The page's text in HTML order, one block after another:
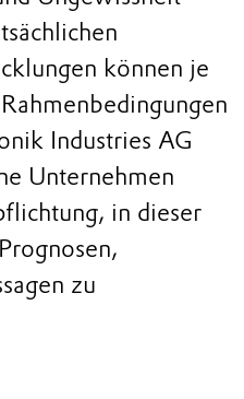
können je
Industries AG
Unternehmen
in dieser
zu